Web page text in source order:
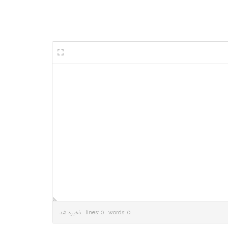
lines: 0 words: 0 ذخیره شد